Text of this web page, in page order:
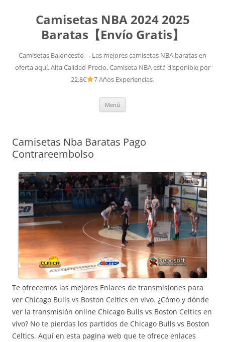
Camisetas NBA 2024 2025
Baratas【Envío Gratis】
Camisetas Baloncesto →Las mejores camisetas NBA baratas en
oferta aquí. Alta Calidad-Precio. Camiseta NBA está disponible por
22,8€
7 Años Experiencias.
Menú
Camisetas Nba Baratas Pago
Contrareembolso
Te ofrecemos las mejores Enlaces de transmisiones para
ver Chicago Bulls vs Boston Celtics en vivo. ¿Cómo y dónde
ver la transmisión online Chicago Bulls vs Boston Celtics en
vivo? No te pierdas los partidos de Chicago Bulls vs Boston
Celtics. Aquí en esta pagina web que te ofrece enlaces